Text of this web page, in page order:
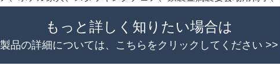
もっと詳しく知りたい場合は
製品の詳細については、こちらをクリックしてください >>